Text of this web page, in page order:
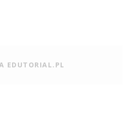
EDUTORIAL.PL